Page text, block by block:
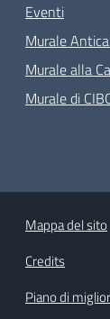
Eventi
Murale
Murale alla
Murale di
Mappa del sito
Credits
Piano di